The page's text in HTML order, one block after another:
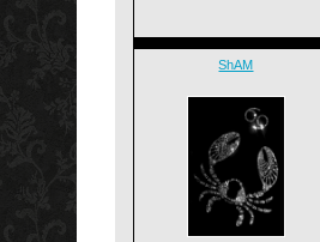
ShAM